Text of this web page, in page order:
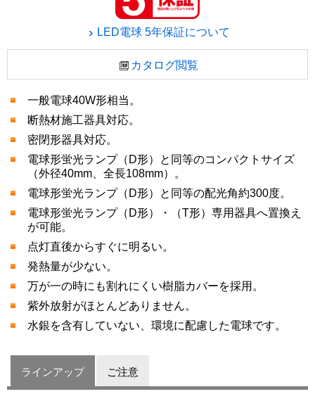
LED電球 5年保証について
カタログ閲覧
一般電球40W形相当。
断熱材施工器具対応。
密閉形器具対応。
電球形蛍光ランプ（D形）と同等のコンパクトサイズ
（外径40mm、全長108mm）。
電球形蛍光ランプ（D形）と同等の配光角約300度。
電球形蛍光ランプ（D形）・（T形）専用器具へ置換え
が可能。
点灯直後からすぐに明るい。
発熱量が少ない。
万が一の時にも割れにくい樹脂カバーを採用。
紫外放射がほとんどありません。
水銀を含有していない、環境に配慮した電球です。
ラインアップ ご注意